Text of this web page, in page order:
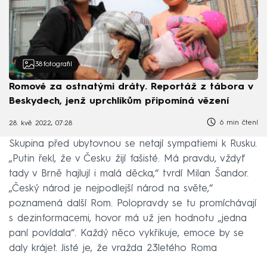
38 fotografií
Romové za ostnatými dráty. Reportáž z tábora v
Beskydech, jenž uprchlíkům připomíná vězení
28. kvě 2022, 07:28 6 min čtení
Skupina před ubytovnou se netají sympatiemi k Rusku.
„Putin řekl, že v Česku žijí fašisté. Má pravdu, vždyť
tady v Brně hajlují i malá děcka,“ tvrdí Milan Šandor.
„Český národ je nejpodlejší národ na světe,“
poznamená další Rom. Polopravdy se tu promíchávají
s dezinformacemi, hovor má už jen hodnotu „jedna
paní povídala“. Každý něco vykřikuje, emoce by se
daly krájet. Jisté je, že vražda 23letého Roma